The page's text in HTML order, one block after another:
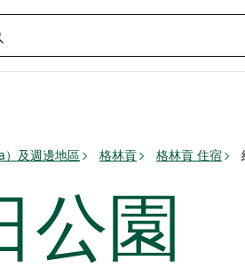
及週邊地區 格林貢 格林貢 住宿
公園